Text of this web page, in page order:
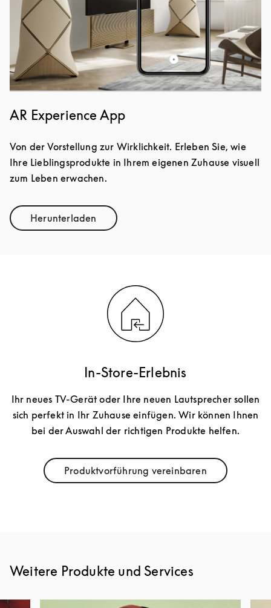
AR Experience App
Von der Vorstellung zur Wirklichkeit. Erleben Sie, wie
Ihre Lieblingsprodukte in Ihrem eigenen Zuhause visuell
zum Leben erwachen.
HerunterladenLink Opens in New Tab
In-Store-Erlebnis
Ihr neues TV-Gerät oder Ihre neuen Lautsprecher sollen
sich perfekt in Ihr Zuhause einfügen. Wir können Ihnen
bei der Auswahl der richtigen Produkte helfen.
Produktvorführung vereinbaren
Link Opens in New Tab
Weitere Produkte und Services